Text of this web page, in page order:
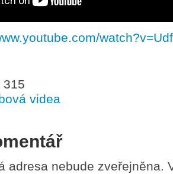
315
videa
adresa nebude zveřejněna.